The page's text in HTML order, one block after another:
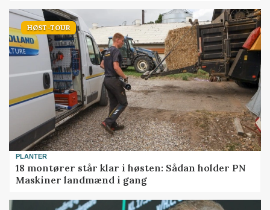
HØST-TOUR
PLANTER
18 montører står klar i høsten: Sådan holder PN
Maskiner landmænd i gang